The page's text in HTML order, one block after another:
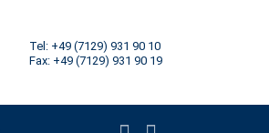
Tel: +49 (7129) 931 90 10
Fax: +49 (7129) 931 90 19